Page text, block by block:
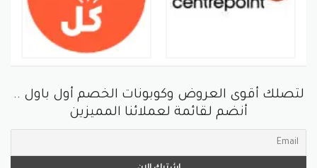
لتصلك أقوى العروض وكوبونات الخصم أول باول ..
أنضم لقائمة لعملائنا المميزين